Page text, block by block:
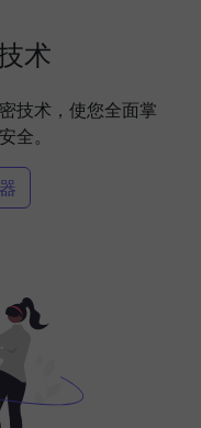
术
技术，使您全面掌
全。